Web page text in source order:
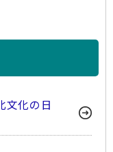
文化の日